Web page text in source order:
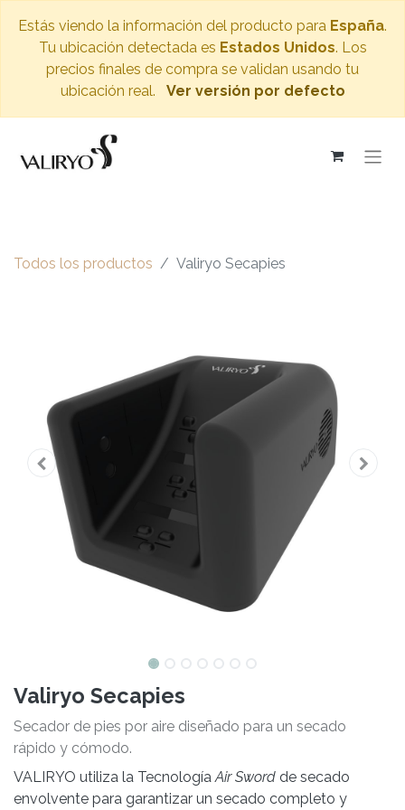
Estás viendo la información del producto para España.
Tu ubicación detectada es Estados Unidos. Los
precios finales de compra se validan usando tu
ubicación real.
Ver versión por defecto
Todos los productos Valiryo Secapies
Valiryo Secapies
Secador de pies por aire diseñado para un secado
rápido y cómodo.
VALIRYO utiliza la TecnologíaAir Sword de secado
envolvente para garantizar un secado completo y